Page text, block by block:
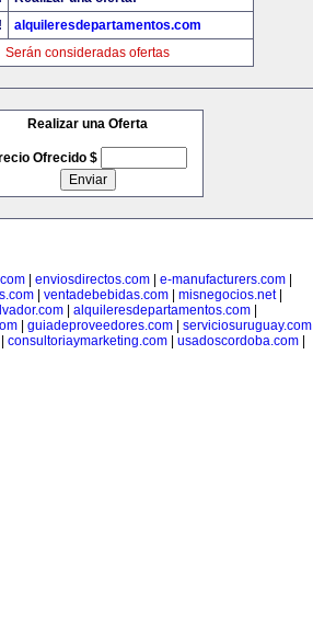
alquileresdepartamentos.com
Serán consideradas ofertas
Realizar una Oferta
Ofrecido $
enviosdirectos.com e-manufacturers.com
| ventadebebidas.com| misnegocios.net|
| alquileresdepartamentos.com|
guiadeproveedores.com serviciosuruguay.com
consultoriaymarketing.com| usadoscordoba.com|